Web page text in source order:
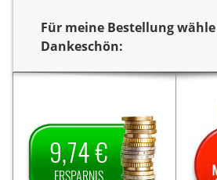
Für meine Bestellung
Dankeschön:
Dankeschön
9,74 €
ERSPARNIS
Concerti (Niedersachsen
& Bremen).
Als
Dankeschön erhalten Sie
von uns
9,74 €
Sie
3